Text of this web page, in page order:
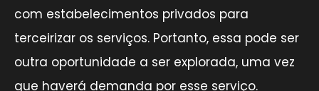
com estabelecimentos privados para
terceirizar os serviços. Portanto, essa pode ser
outra oportunidade a ser explorada, uma vez
que haverá demanda por esse serviço.